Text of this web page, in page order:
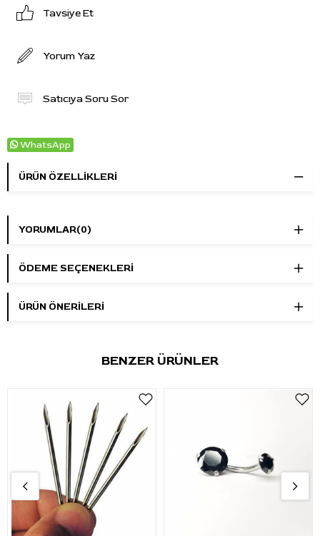
Tavsiye Et
Yorum Yaz
Satıcıya Soru Sor
WhatsApp
ÜRÜN ÖZELLIKLERI
YORUMLAR(0)
ÖDEME SEÇENEKLERI
ÜRÜN ÖNERILERI
BENZER ÜRÜNLER